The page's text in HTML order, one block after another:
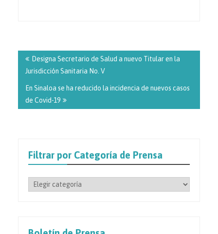
de
entradas
Designa Secretario de Salud a nuevo Titular en la
Jurisdicción Sanitaria No. V
En Sinaloa se ha reducido la incidencia de nuevos casos
de Covid-19
Filtrar por Categoría de Prensa
Filtrar
Prensa